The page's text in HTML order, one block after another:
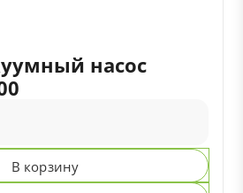
насос
В корзину